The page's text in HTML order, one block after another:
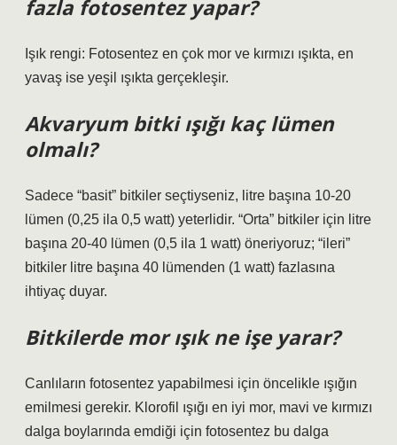
fazla fotosentez yapar?
Işık rengi: Fotosentez en çok mor ve kırmızı ışıkta, en
yavaş ise yeşil ışıkta gerçekleşir.
Akvaryum bitki ışığı kaç lümen
olmalı?
Sadece “basit” bitkiler seçtiyseniz, litre başına 10-20
lümen (0,25 ila 0,5 watt) yeterlidir. “Orta” bitkiler için litre
başına 20-40 lümen (0,5 ila 1 watt) öneriyoruz; “ileri”
bitkiler litre başına 40 lümenden (1 watt) fazlasına
ihtiyaç duyar.
Bitkilerde mor ışık ne işe yarar?
Canlıların fotosentez yapabilmesi için öncelikle ışığın
emilmesi gerekir. Klorofil ışığı en iyi mor, mavi ve kırmızı
dalga boylarında emdiği için fotosentez bu dalga